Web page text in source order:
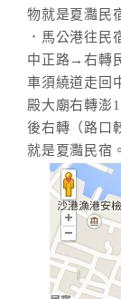
物就是夏灩民
．馬公港往民
中正路→右轉
車須繞道走
殿大廟右轉澎
後右轉（路口
就是夏灩民宿。